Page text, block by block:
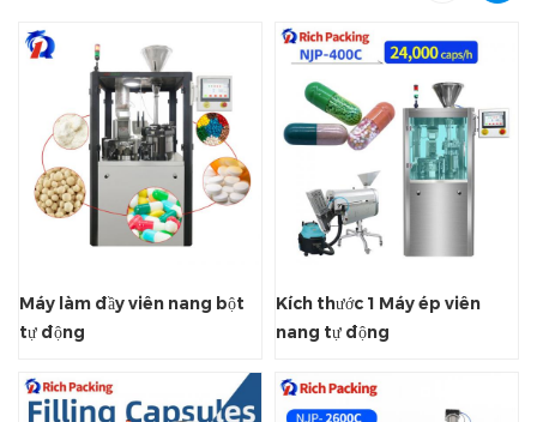
Máy làm đầy viên nang bột
tự động
Kích thước 1 Máy ép viên
nang tự động